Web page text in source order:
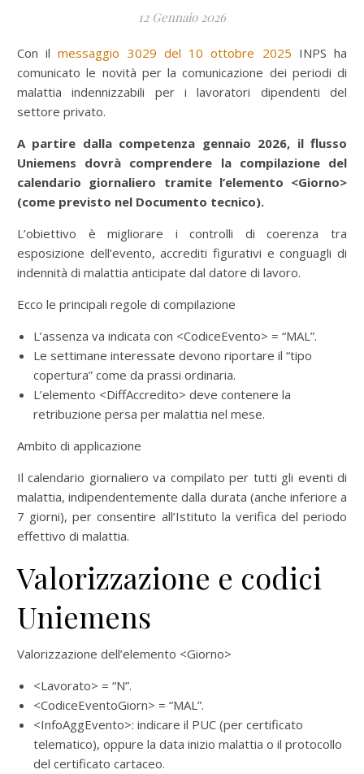
12 Gennaio 2026
Con ilmessaggio 3029 del 10 ottobre 2025 INPS ha
comunicato le novità per la comunicazione dei periodi di
malattia indennizzabili per i lavoratori dipendenti del
settore privato.
A partire dalla competenza gennaio 2026, il flusso
Uniemens dovrà comprendere la compilazione del
calendario giornaliero tramite l’elemento <Giorno>
(come previsto nel Documento tecnico).
L’obiettivo è migliorare i controlli di coerenza tra
esposizione dell’evento, accrediti figurativi e conguagli di
indennità di malattia anticipate dal datore di lavoro.
Ecco le principali regole di compilazione
L’assenza va indicata con <CodiceEvento> = “MAL”.
Le settimane interessate devono riportare il “tipo
copertura” come da prassi ordinaria.
L’elemento <DiffAccredito> deve contenere la
retribuzione persa per malattia nel mese.
Ambito di applicazione
Il calendario giornaliero va compilato per tutti gli eventi di
malattia, indipendentemente dalla durata (anche inferiore a
7 giorni), per consentire all’Istituto la verifica del periodo
effettivo di malattia.
Valorizzazione e codici
Uniemens
Valorizzazione dell’elemento <Giorno>
<Lavorato> = “N”.
<CodiceEventoGiorn> = “MAL”.
<InfoAggEvento>: indicare il PUC (per certificato
telematico), oppure la data inizio malattia o il protocollo
del certificato cartaceo.